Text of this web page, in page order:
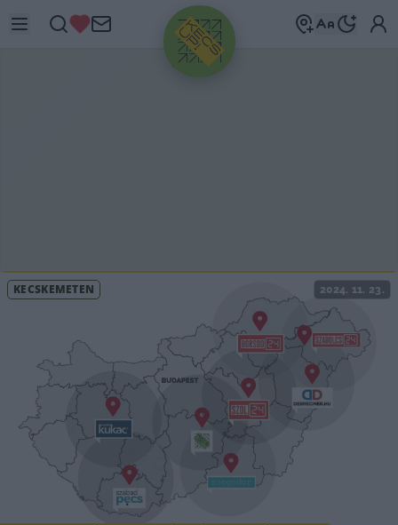
HIRDETÉS
KECSKEMÉTEN 2024. 11. 23.